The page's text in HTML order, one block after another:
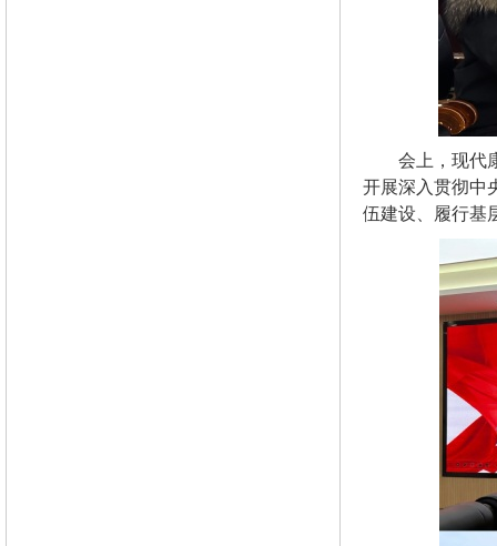
会上，现代
开展深入贯彻中
伍建设、履行基